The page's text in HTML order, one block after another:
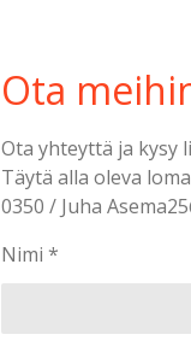
Ota
Ota yhteyttä ja kysy
Täytä alla oleva
0350 / Juha
Nimi *